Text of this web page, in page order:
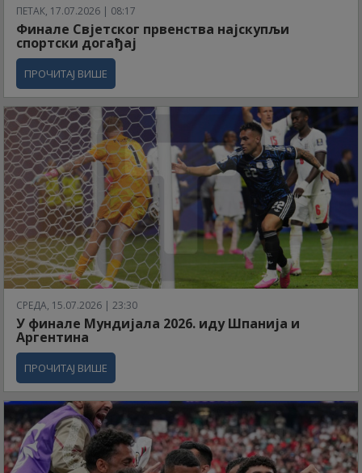
ПЕТАК, 17.07.2026 | 08:17
Финале Свјетског првенства најскупљи
спортски догађај
ПРОЧИТАЈ ВИШЕ
СРЕДА, 15.07.2026 | 23:30
У финале Мундијала 2026. иду Шпанија и
Аргентина
ПРОЧИТАЈ ВИШЕ